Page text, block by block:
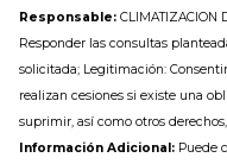
Responsable: CLIMATIZACION
Responder las consultas
solicitada; Legitimación:
realizan cesiones si existe una
suprimir, así como otros
Información Adicional: Puede